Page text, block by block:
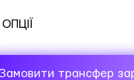
трансфер